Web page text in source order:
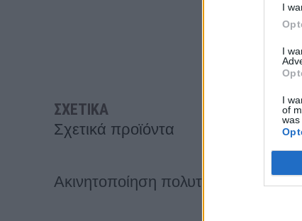
I
I
I
of
was
Το θύμα
ΣΧΕΤΙΚΑ
Σχετικά προϊόντα
Ακινητοποίηση πολυτραυματία